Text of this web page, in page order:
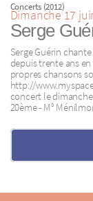
Concerts (2012)
Dimanche 17
Serge
Serge Guérin
depuis trente ans
propres chansons
http://
concert le dimanche
20ème - M°